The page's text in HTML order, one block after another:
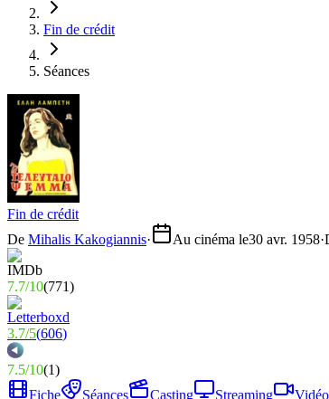
Fin de crédit
Séances
Fin de crédit
De Mihalis Kakogiannis· Au cinéma le30 avr. 1958·
7.7/10(771)
3.7/5(606)
7.5/10(1)
Fiche
Séances Casting Streaming